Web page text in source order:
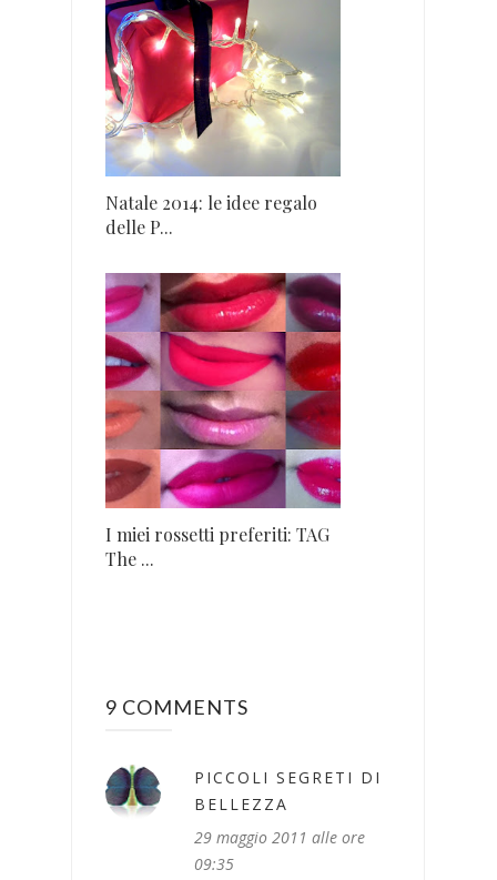
Natale 2014: le idee regalo
delle P...
I miei rossetti preferiti: TAG
The ...
9 COMMENTS
PICCOLI SEGRETI DI
BELLEZZA
29 maggio 2011 alle ore
09:35